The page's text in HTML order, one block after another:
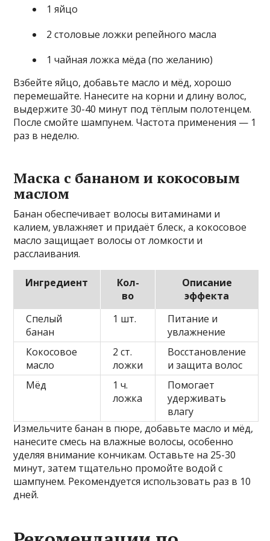
1 яйцо
2 столовые ложки репейного масла
1 чайная ложка мёда (по желанию)
Взбейте яйцо, добавьте масло и мёд, хорошо
перемешайте. Нанесите на корни и длину волос,
выдержите 30-40 минут под тёплым полотенцем.
После смойте шампунем. Частота применения — 1
раз в неделю.
Маска с бананом и кокосовым
маслом
Банан обеспечивает волосы витаминами и
калием, увлажняет и придаёт блеск, а кокосовое
масло защищает волосы от ломкости и
расслаивания.
Ингредиент
Кол-
во
Описание
эффекта
Спелый
банан
1 шт.
Питание и
увлажнение
Кокосовое
масло
2 ст.
ложки
Восстановление
и защита волос
Мёд
1 ч.
ложка
Помогает
удерживать
влагу
Измельчите банан в пюре, добавьте масло и мёд,
нанесите смесь на влажные волосы, особенно
уделяя внимание кончикам. Оставьте на 25-30
минут, затем тщательно промойте водой с
шампунем. Рекомендуется использовать раз в 10
дней.